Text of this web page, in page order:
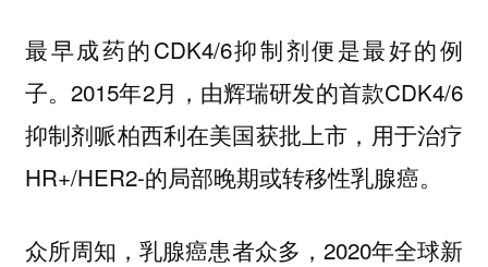
最早成药的CDK4/6抑制剂便是最好的例
子。2015年2月，由辉瑞研发的首款CDK4/6
抑制剂哌柏西利在美国获批上市，用于治疗
HR+/HER2-的局部晚期或转移性乳腺癌。
众所周知，乳腺癌患者众多，2020年全球新